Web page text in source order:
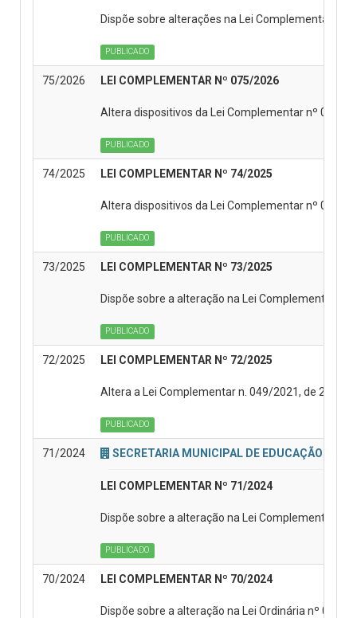
Dispõe sobre alterações na Lei Complementar nº
PUBLICADO
75/2026 LEI COMPLEMENTAR Nº 075/2026
Altera dispositivos da Lei Complementar nº 004/
PUBLICADO
74/2025 LEI COMPLEMENTAR Nº 74/2025
Altera dispositivos da Lei Complementar nº 004/
PUBLICADO
73/2025 LEI COMPLEMENTAR Nº 73/2025
Dispõe sobre a alteração na Lei Complementar
PUBLICADO
72/2025 LEI COMPLEMENTAR Nº 72/2025
Altera a Lei Complementar n. 049/2021, de 22 de
PUBLICADO
71/2024 SECRETARIA MUNICIPAL DE EDUCAÇÃO
LEI COMPLEMENTAR Nº 71/2024
Dispõe sobre a alteração na Lei Complementar
PUBLICADO
70/2024 LEI COMPLEMENTAR Nº 70/2024
Dispõe sobre a alteração na Lei Ordinária nº 053